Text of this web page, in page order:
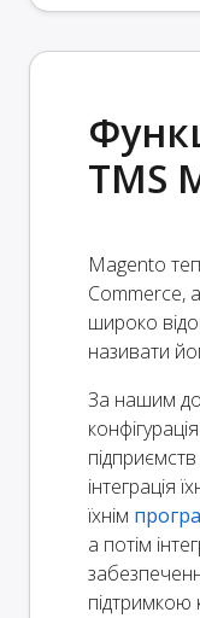
TMS
Magento
Commerce,
широко
називати
За нашим
інтеграція
їхнім
а потім
підтримкою